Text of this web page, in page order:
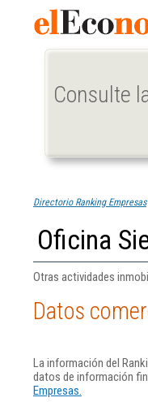
Consulte
Directorio Ranking Empresas
Oficina
Otras actividades
Datos
La información del
datos de información
Empresas.